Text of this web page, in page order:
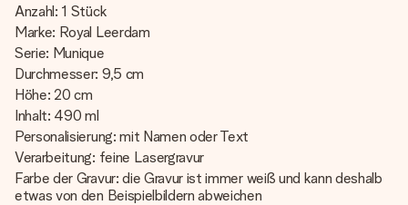
Anzahl: 1 Stück
Marke: Royal Leerdam
Serie: Munique
Durchmesser: 9,5 cm
Höhe: 20 cm
Inhalt: 490 ml
Personalisierung: mit Namen oder Text
Verarbeitung: feine Lasergravur
Farbe der Gravur: die Gravur ist immer weiß und kann deshalb
etwas von den Beispielbildern abweichen